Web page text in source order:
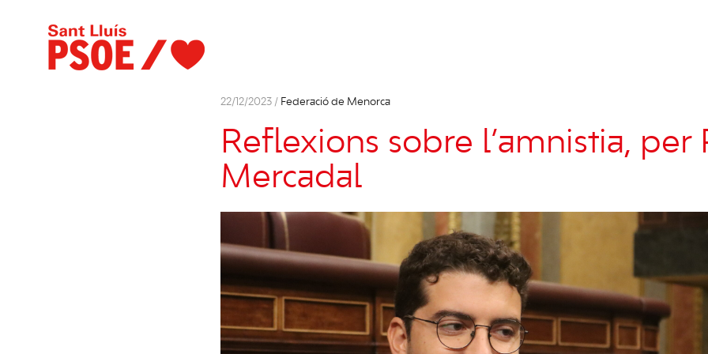
22/12/2023 / Federació de Menorca
Reflexions sobre l’amnistia, per
Mercadal